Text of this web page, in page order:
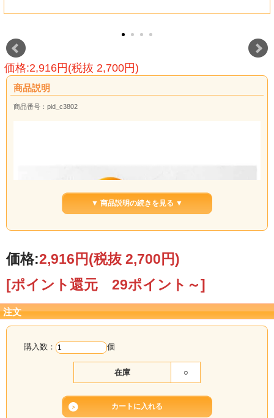
価格:2,916円(税抜 2,700円)
商品説明
商品番号：pid_c3802
数種のチョコレートの中に、オレンジのペーストを練り込みました。口の中で溶
▼ 商品説明の続きを見る ▼
価格:2,916円(税抜 2,700円)
[ポイント還元 29ポイント～]
注文
購入数： 個
在庫 ○